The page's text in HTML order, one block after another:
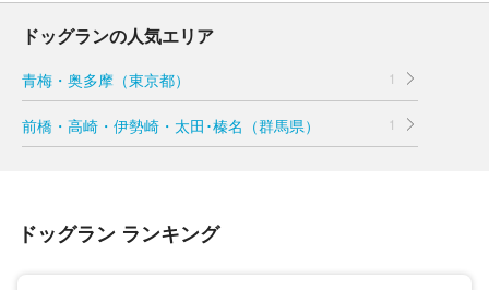
ドッグランの人気エリア
青梅・奥多摩（東京都） 1
前橋・高崎・伊勢崎・太田･榛名（群馬県） 1
ドッグラン ランキング